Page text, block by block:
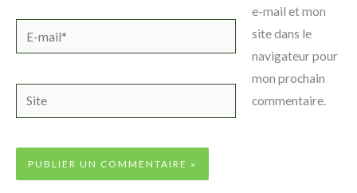
mail*
Site
e-mail et mon
site dans le
navigateur pour
mon prochain
commentaire.